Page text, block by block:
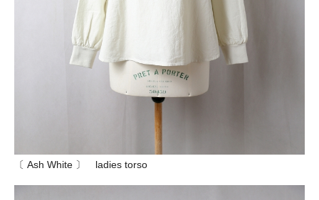
〔 Ash White 〕 ladies torso